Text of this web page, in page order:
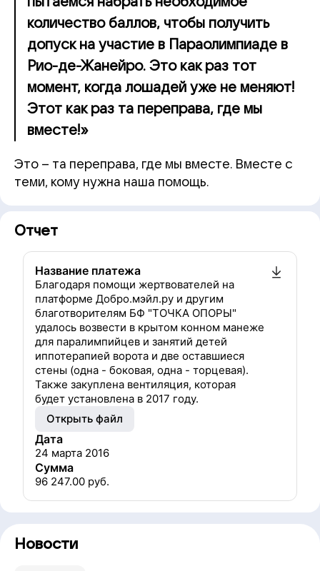
количество баллов, чтобы получить
допуск на участие в Параолимпиаде в
Рио-де-Жанейро. Это как раз тот
момент, когда лошадей уже не меняют!
Этот как раз та переправа, где мы
вместе!»
Это – та переправа, где мы вместе. Вместе с
теми, кому нужна наша помощь.
Отчет
Название платежа
Благодаря помощи жертвователей на
платформе Добро.мэйл.ру и другим
благотворителям БФ "ТОЧКА ОПОРЫ"
удалось возвести в крытом конном манеже
для паралимпийцев и занятий детей
иппотерапией ворота и две оставшиеся
стены (одна - боковая, одна - торцевая).
Также закуплена вентиляция, которая
будет установлена в 2017 году.
Открыть файл
Дата
24 марта 2016
Сумма
96 247.00 руб.
Новости